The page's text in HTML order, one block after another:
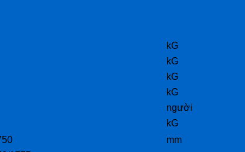
kG
kG
kG
kG
người
kG
mm